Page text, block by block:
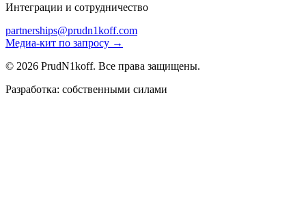
Интеграции и сотрудничество
partnerships@prudn1koff.com
Медиа-кит по запросу →
© 2026 PrudN1koff. Все права защищены.
Разработка: собственными силами